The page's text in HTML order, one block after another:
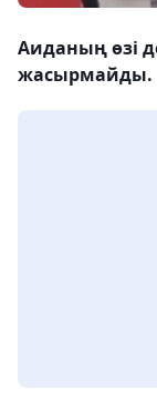
Аиданың өзі
жасырмайды.